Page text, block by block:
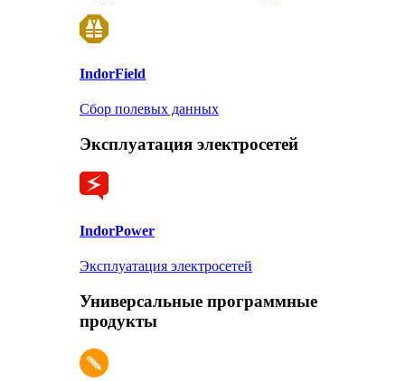
IndorField
Сбор полевых данных
Эксплуатация электросетей
IndorPower
Эксплуатация электросетей
Универсальные программные
продукты